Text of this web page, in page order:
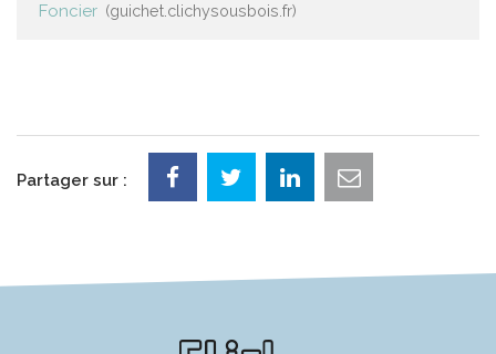
Foncier
guichet.clichysousbois.fr
Partager sur :